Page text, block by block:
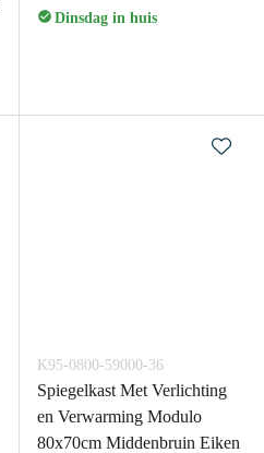
Dinsdag in huis
K95-0800-59000-36
Spiegelkast Met Verlichting
en Verwarming Modulo
80x70cm Middenbruin Eiken